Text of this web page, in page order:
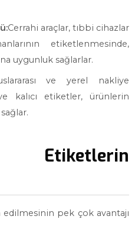
Cerrahi araçlar, tıbbi cihazlar
etiketlenmesinde,
uygunluk sağlarlar.
ve yerel nakliye
kalıcı etiketler, ürünlerin
Etiketlerin
pek çok avantajı